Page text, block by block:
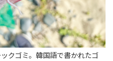
クゴミ。韓国語で書かれたゴ